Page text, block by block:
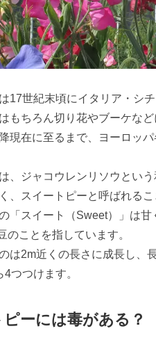
17世紀末頃にイタリア・シ
もちろん切り花やブーケな
現在に至るまで、ヨーロッ
、ジャコウレンリソウとい
、スイートピーと呼ばれるこ
「スイート（Sweet）」は
のことを指しています。
は2m近くの長さに成長し、
つつけます。
ーには毒がある？